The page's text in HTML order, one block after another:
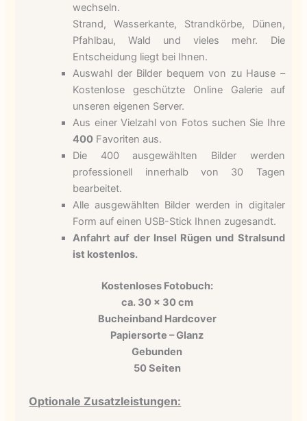
wechseln.
Strand, Wasserkante, Strandkörbe, Dünen,
Pfahlbau, Wald und vieles mehr. Die
Entscheidung liegt bei Ihnen.
Auswahl der Bilder bequem von zu Hause –
Kostenlose geschützte Online Galerie auf
unseren eigenen Server.
Aus einer Vielzahl von Fotos suchen Sie Ihre
400 Favoriten aus.
Die 400 ausgewählten Bilder werden
professionell innerhalb von 30 Tagen
bearbeitet.
Alle ausgewählten Bilder werden in digitaler
Form auf einen USB-Stick Ihnen zugesandt.
Anfahrt auf der Insel Rügen und Stralsund
ist kostenlos.
Kostenloses Fotobuch:
ca. 30 x 30 cm
Bucheinband Hardcover
Papiersorte – Glanz
Gebunden
50 Seiten
Optionale Zusatzleistungen: